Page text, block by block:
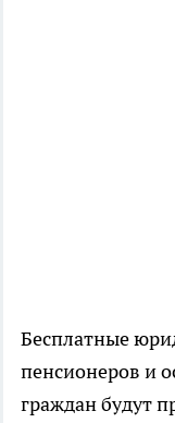
Бесплатные
пенсионеров и
граждан будут